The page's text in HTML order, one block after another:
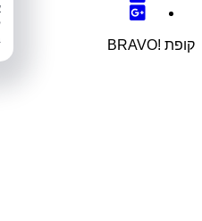
קופת !BRAVO